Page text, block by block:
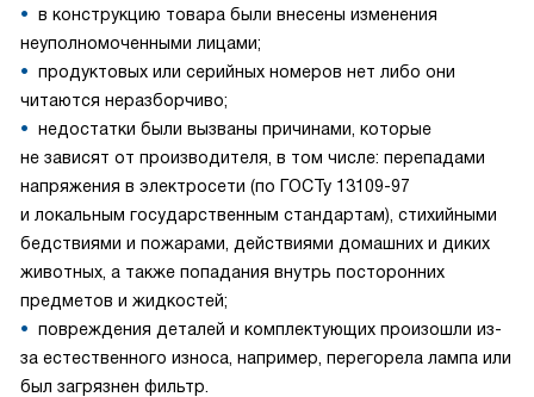
в конструкцию товара были внесены изменения
неуполномоченными лицами;
продуктовых или серийных номеров нет либо они
читаются неразборчиво;
недостатки были вызваны причинами, которые
не зависят от производителя, в том числе: перепадами
напряжения в электросети (по ГОСТу 13109-97
и локальным государственным стандартам), стихийными
бедствиями и пожарами, действиями домашних и диких
животных, а также попадания внутрь посторонних
предметов и жидкостей;
повреждения деталей и комплектующих произошли из-
за естественного износа, например, перегорела лампа или
был загрязнен фильтр.